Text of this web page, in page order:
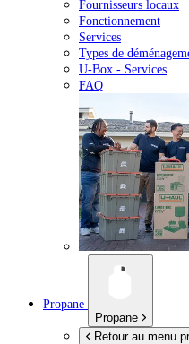
Fournisseurs locaux
Fonctionnement
Services
Types de
U-Box - Services
FAQ
Propane
Propane
Retour au menu